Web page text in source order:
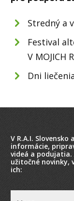
Stredný a
Festival
V MOJICH
Dni
V R.A.I.
informácie,
videá a
užitočné novinky,
ich: